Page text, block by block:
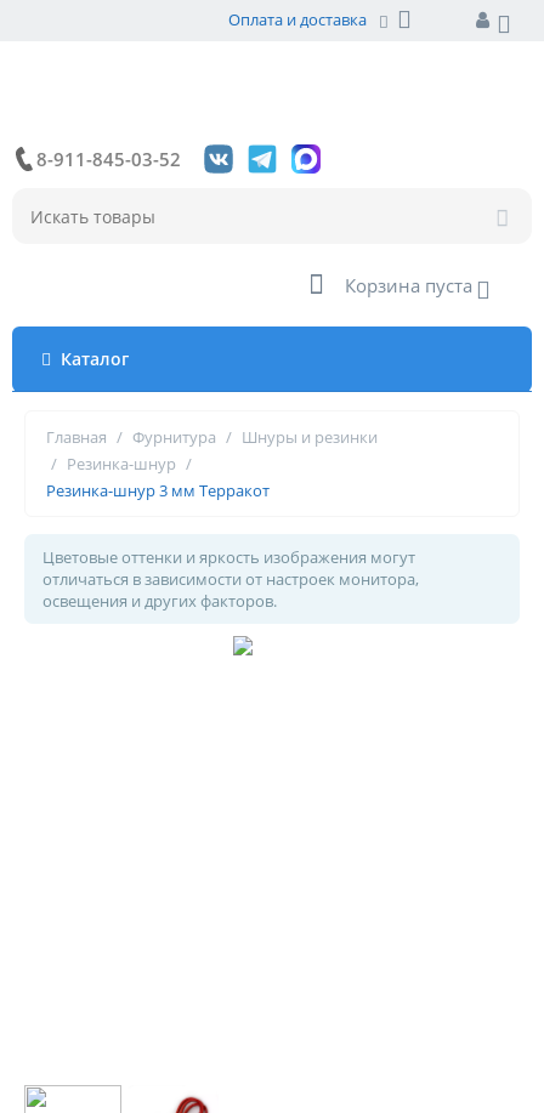
Оплата и доставка
8-911-845-03-52
Корзина пуста
Каталог
Главная / Фурнитура / Шнуры и резинки
/ Резинка-шнур /
Резинка-шнур 3 мм Терракот
Цветовые оттенки и яркость изображения могут
отличаться в зависимости от настроек монитора,
освещения и других факторов.